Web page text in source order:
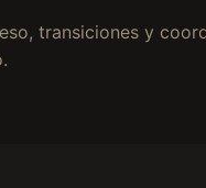
transiciones y